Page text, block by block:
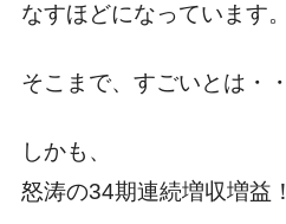
なすほどになっています。
そこまで、すごいとは・・
しかも、
怒涛の34期連続増収増益！